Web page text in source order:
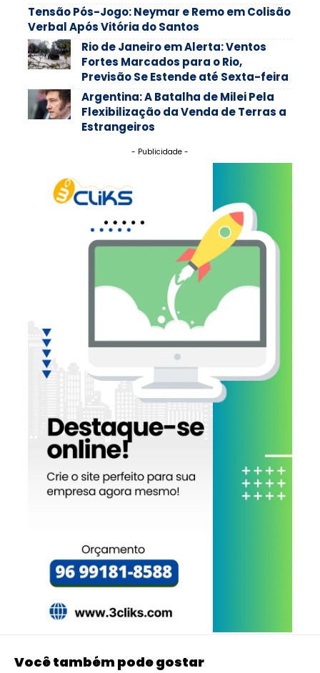
Tensão Pós-Jogo: Neymar e Remo em Colisão
Verbal Após Vitória do Santos
Rio de Janeiro em Alerta: Ventos
Fortes Marcados para o Rio,
Previsão Se Estende até Sexta-feira
Argentina: A Batalha de Milei Pela
Flexibilização da Venda de Terras a
Estrangeiros
- Publicidade -
Você também pode gostar